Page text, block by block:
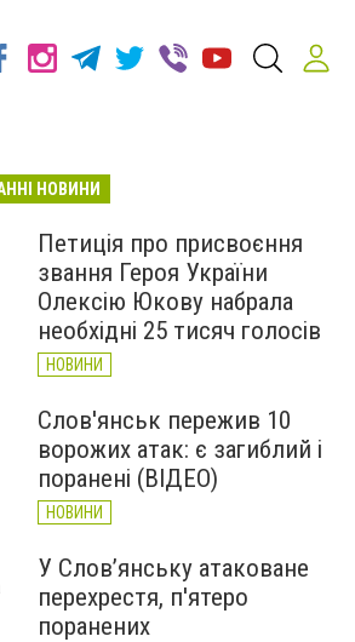
НОВИНИ
Петиція про присвоєння
звання Героя України
Олексію Юкову набрала
необхідні 25 тисяч голосів
НОВИНИ
Слов'янськ пережив 10
ворожих атак: є загиблий і
поранені (ВІДЕО)
НОВИНИ
У Слов’янську атаковане
перехрестя, п'ятеро
поранених